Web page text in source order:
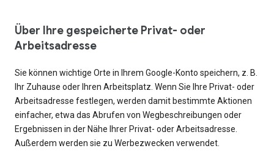
Über Ihre gespeicherte Privat- oder
Arbeitsadresse
Sie können wichtige Orte in Ihrem Google-Konto speichern, z. B.
Ihr Zuhause oder Ihren Arbeitsplatz. Wenn Sie Ihre Privat- oder
Arbeitsadresse festlegen, werden damit bestimmte Aktionen
einfacher, etwa das Abrufen von Wegbeschreibungen oder
Ergebnissen in der Nähe Ihrer Privat- oder Arbeitsadresse.
Außerdem werden sie zu Werbezwecken verwendet.